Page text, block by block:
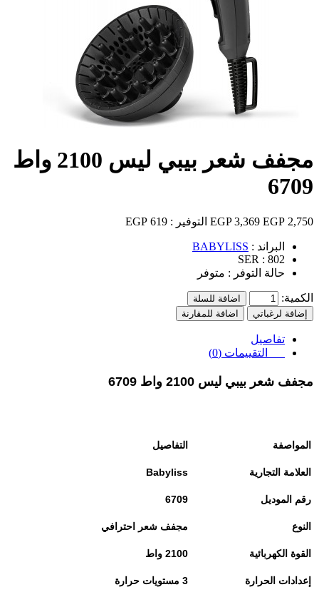
مجفف شعر بيبي ليس 2100 واط
6709
2,750 EGP
3,369 EGP التوفير : 619 EGP
البراند : BABYLISS
SER : 802
حالة التوفر : متوفر
الكمية:
اضافة للسلة
إضافة لرغباتي
اضافة للمقارنة
تفاصيل
التقييمات (0)
مجفف شعر بيبي ليس 2100 واط 6709
المواصفة التفاصيل
العلامة التجارية Babyliss
رقم الموديل 6709
النوع مجفف شعر احترافي
القوة الكهربائية 2100 واط
إعدادات الحرارة 3 مستويات حرارة